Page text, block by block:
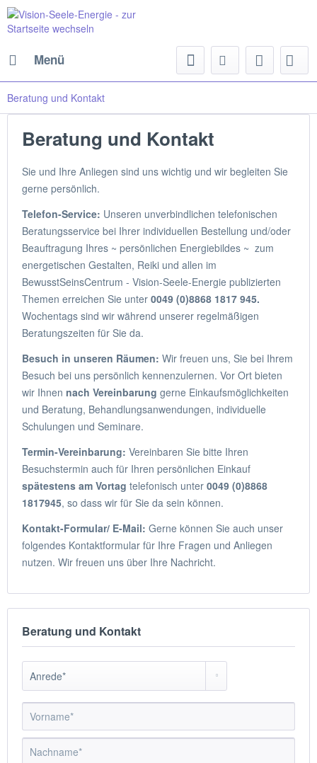
Menü
Beratung und Kontakt
Beratung und Kontakt
Sie und Ihre Anliegen sind uns wichtig und wir begleiten Sie
gerne persönlich.
Telefon-Service: Unseren unverbindlichen telefonischen
Beratungsservice bei Ihrer individuellen Bestellung und/oder
Beauftragung Ihres ~ persönlichen Energiebildes ~ zum
energetischen Gestalten, Reiki und allen im
BewusstSeinsCentrum - Vision-Seele-Energie publizierten
Themen erreichen Sie unter 0049 (0)8868 1817 945.
Wochentags sind wir während unserer regelmäßigen
Beratungszeiten für Sie da.
Besuch in unseren Räumen: Wir freuen uns, Sie bei Ihrem
Besuch bei uns persönlich kennenzulernen. Vor Ort bieten
wir Ihnen nach Vereinbarung gerne Einkaufsmöglichkeiten
und Beratung, Behandlungsanwendungen, individuelle
Schulungen und Seminare.
Termin-Vereinbarung: Vereinbaren Sie bitte Ihren
Besuchstermin auch für Ihren persönlichen Einkauf
spätestens am Vortag telefonisch unter 0049 (0)8868
1817945, so dass wir für Sie da sein können.
Kontakt-Formular/ E-Mail: Gerne können Sie auch unser
folgendes Kontaktformular für Ihre Fragen und Anliegen
nutzen. Wir freuen uns über Ihre Nachricht.
Beratung und Kontakt